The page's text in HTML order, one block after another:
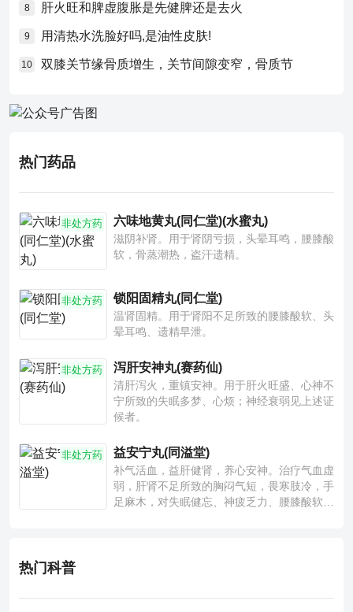
8 肝火旺和脾虚腹胀是先健脾还是去火
9 用清热水洗脸好吗,是油性皮肤!
10 双膝关节缘骨质增生，关节间隙变窄，骨质节
热门药品
非处方药 六味地黄丸(同仁堂)(水蜜丸)
滋阴补肾。用于肾阴亏损，头晕耳鸣，腰膝酸
软，骨蒸潮热，盗汗遗精。
非处方药 锁阳固精丸(同仁堂)
温肾固精。用于肾阳不足所致的腰膝酸软、头
晕耳鸣、遗精早泄。
非处方药 泻肝安神丸(赛药仙)
清肝泻火，重镇安神。用于肝火旺盛、心神不
宁所致的失眠多梦、心烦；神经衰弱见上述证
候者。
非处方药 益安宁丸(同溢堂)
补气活血，益肝健肾，养心安神。治疗气血虚
弱，肝肾不足所致的胸闷气短，畏寒肢冷，手
足麻木，对失眠健忘、神疲乏力、腰膝酸软也
热门科普